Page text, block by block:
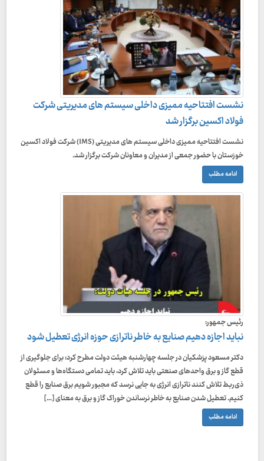
نشست افتتاحیه ممیزی داخلی سیستم های مدیریتی شرکت
فولاد اکسین برگزار شد
نشست افتتاحیه ممیزی داخلی سیستم های مدیریتی (IMS) شرکت فولاد اکسین
خوزستان با حضور جمعی از مدیران و معاونان شرکت برگزار شد.
ادامه مطلب
رئیس جمهور:
نباید اجازه دهیم صنایع به خاطر ناترازی حوزه انرژی تعطیل شود
دکتر مسعود پزشکیان در جلسه چهارشنبه هیئت دولت مطرح کرد: برای جلوگیری از
قطع گاز و برق واحدهای صنعتی باید تلاش کرد، باید تمامی دستگاه‌ها و مسئولان
ذی‌ربط تلاش کنند ناترازی انرژی به جایی نرسد که مجبور شویم برق صنایع را قطع
کنیم. تعطیل شدن صنایع به خاطر نرساندن خوراک گاز و برق به معنای […]
ادامه مطلب